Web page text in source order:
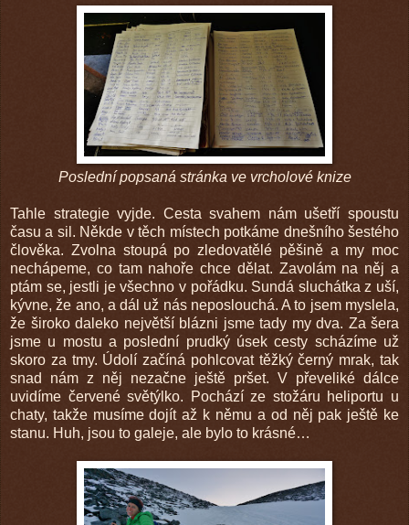
Poslední popsaná stránka ve vrcholové knize
Tahle strategie vyjde. Cesta svahem nám ušetří spoustu
času a sil. Někde v těch místech potkáme dnešního šestého
člověka. Zvolna stoupá po zledovatělé pěšině a my moc
nechápeme, co tam nahoře chce dělat. Zavolám na něj a
ptám se, jestli je všechno v pořádku. Sundá sluchátka z uší,
kývne, že ano, a dál už nás neposlouchá. A to jsem myslela,
že široko daleko největší blázni jsme tady my dva. Za šera
jsme u mostu a poslední prudký úsek cesty scházíme už
skoro za tmy. Údolí začíná pohlcovat těžký černý mrak, tak
snad nám z něj nezačne ještě pršet. V převeliké dálce
uvidíme červené světýlko. Pochází ze stožáru heliportu u
chaty, takže musíme dojít až k němu a od něj pak ještě ke
stanu. Huh, jsou to galeje, ale bylo to krásné…